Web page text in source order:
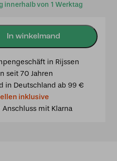
innerhalb von 1 Werktag
in Rijssen
seit 70 Jahren
in Deutschland ab 99 €
inklusive
mit Klarna